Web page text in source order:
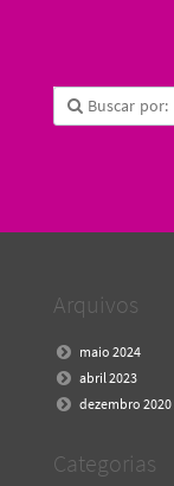
Arquivos
maio 2024
abril 2023
dezembro 2020
Categorias